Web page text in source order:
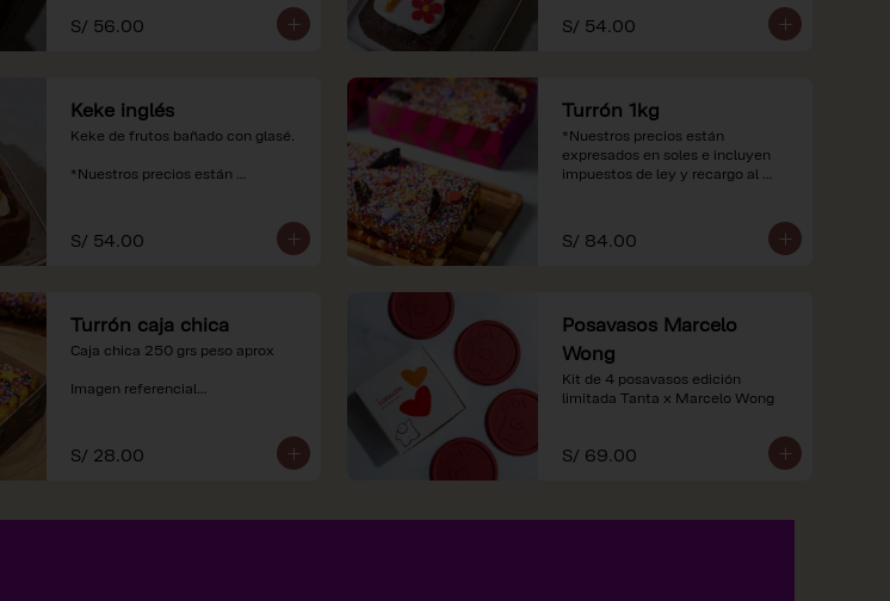
S/ 56.00
expresados en soles e incluyen
impuestos de ley y recargo al
S/ 54.00
Keke inglés
Keke de frutos bañado con glasé.
*Nuestros precios están
S/ 54.00
Turrón 1kg
*Nuestros precios están
expresados en soles e incluyen
impuestos de ley y recargo al
S/ 84.00
Turrón caja chica
Caja chica 250 grs peso aprox
Imagen referencial
expresados en soles e incluyen
impuestos de ley y recargo al
S/ 28.00
Posavasos Marcelo
Wong
Kit de 4 posavasos edición
limitada Tanta x Marcelo Wong
S/ 69.00